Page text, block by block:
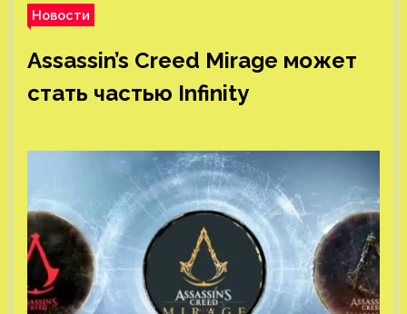
Новости
Assassin’s Creed Mirage может
стать частью Infinity